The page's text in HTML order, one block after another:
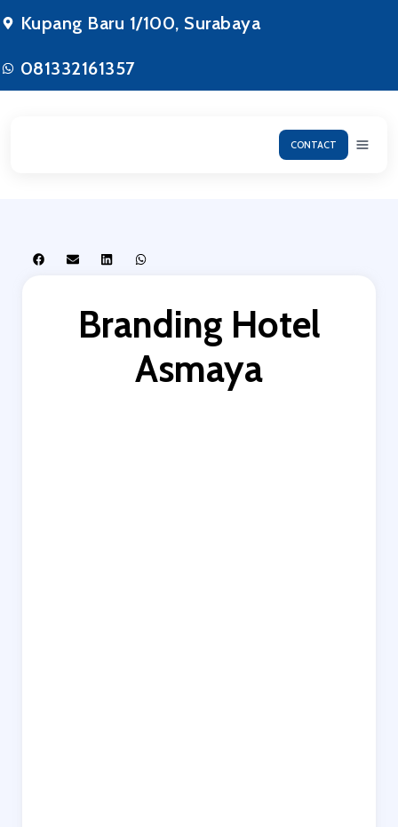
konten
Kupang Baru 1/100, Surabaya
081332161357
CONTACT
Branding Hotel
Asmaya